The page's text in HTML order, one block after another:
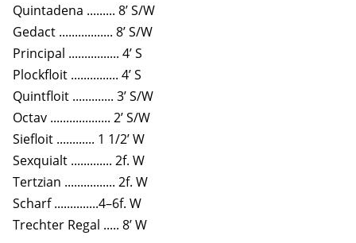
Quintadena ......... 8’ S/W
Gedact ................. 8’ S/W
Principal ................ 4’ S
Plockfloit ............... 4’ S
Quintfloit ............. 3’ S/W
Octav ................... 2’ S/W
Siefloit ............ 1 1/2’ W
Sexquialt ............. 2f. W
Tertzian ................ 2f. W
Scharf ..............4–6f. W
Trechter Regal ..... 8’ W